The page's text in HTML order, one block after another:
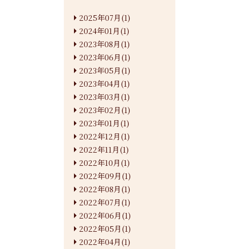
2025年07月(1)
2024年01月(1)
2023年08月(1)
2023年06月(1)
2023年05月(1)
2023年04月(1)
2023年03月(1)
2023年02月(1)
2023年01月(1)
2022年12月(1)
2022年11月(1)
2022年10月(1)
2022年09月(1)
2022年08月(1)
2022年07月(1)
2022年06月(1)
2022年05月(1)
2022年04月(1)